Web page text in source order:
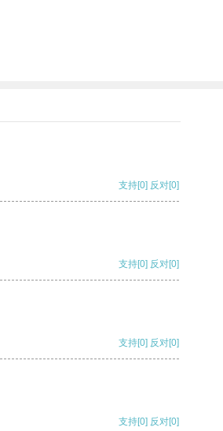
支持[0] 反对[0]
支持[0] 反对[0]
支持[0] 反对[0]
支持[0] 反对[0]